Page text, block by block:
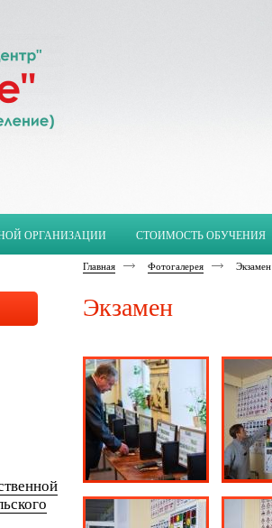
ОРГАНИЗАЦИИ СТОИМОСТЬ ОБУЧЕНИЯ
Главная Фотогалерея Экзамен
Экзамен